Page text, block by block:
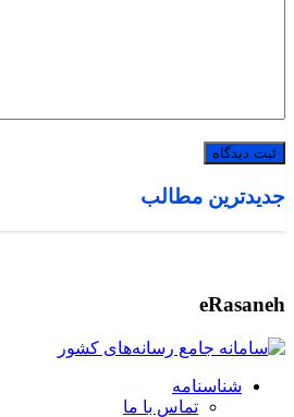
جدیدترین مطالب
eRasaneh
شناسنامه
تماس با ما